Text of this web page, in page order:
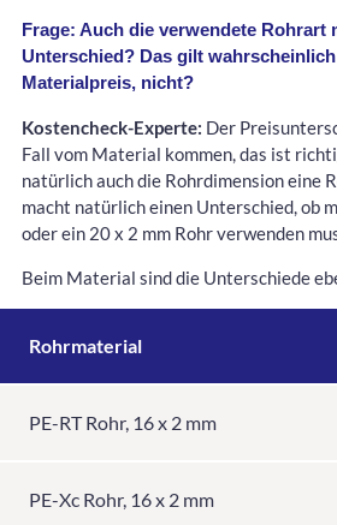
Frage: Auch die verwendete Rohrart
Unterschied? Das gilt
Materialpreis, nicht?
Kostencheck-Experte: Der
Fall vom Material kommen, das ist
natürlich auch die Rohrdimension eine
macht natürlich einen Unterschied, ob
oder ein 20 x 2 mm Rohr verwenden
Beim Material sind die Unterschiede
Rohrmaterial
PE-RT Rohr, 16 x 2 mm
PE-Xc Rohr, 16 x 2 mm